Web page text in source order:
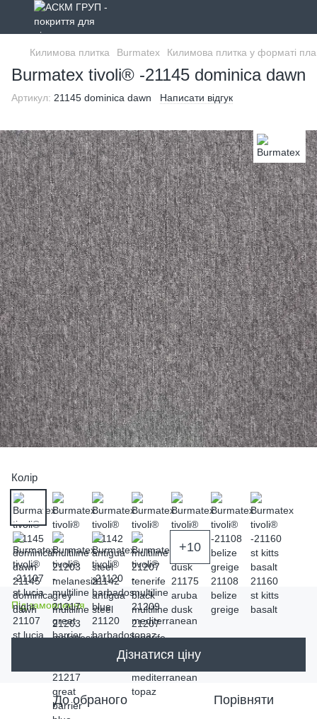
Килимова плитка Burmatex Килимова плитка у форматі
Burmatex tivoli® -21145 dominica dawn
Артикул: 21145 dominica dawn Написати відгук
Колір
+10
Під замовлення
Дізнатися ціну
До обраного Порівняти